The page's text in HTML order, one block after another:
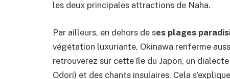
les deux principales attractions de Naha.
Par ailleurs, en dehors de ses plages
végétation luxuriante, Okinawa renferme
retrouverez sur cette île du Japon, un
Odori) et des chants insulaires. Cela